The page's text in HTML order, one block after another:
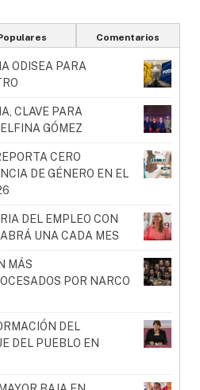
Comentarios
ODISEA PARA
CLAVE PARA
GÓMEZ
CERO
DE GÉNERO EN EL
DEL EMPLEO CON
UNA CADA MES
MÁS
POR NARCO
DEL
DEL PUEBLO EN